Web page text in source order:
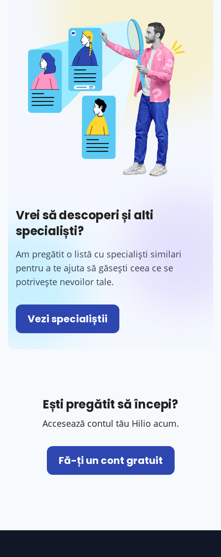
Vrei să descoperi și alti
specialiști?
Am pregătit o listă cu specialiști similari
pentru a te ajuta să găsești ceea ce se
potrivește nevoilor tale.
Vezi specialiștii
Ești pregătit să începi?
Accesează contul tău Hilio acum.
Fă-ți un cont gratuit